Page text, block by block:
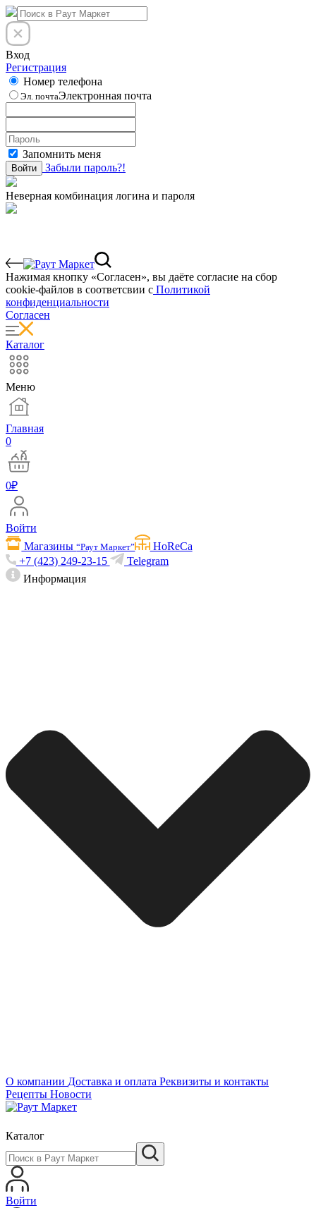
Вход
Регистрация
Номер телефона
Эл. почтаЭлектронная почта
Запомнить меня
Войти Забыли пароль?!
Неверная комбинация логина и пароля
Нажимая кнопку «Согласен», вы даёте cогласие на сбор
cookie-файлов в соответсвии с Политикой
конфиденциальности
Согласен
Каталог
Меню
Главная
0
0₽
Войти
Магазины“Раут Маркет”
HoReCa
+7 (423) 249-23-15
Telegram
Информация
О компании Доставка и оплата Реквизиты и контакты
Рецепты Новости
Каталог
Войти